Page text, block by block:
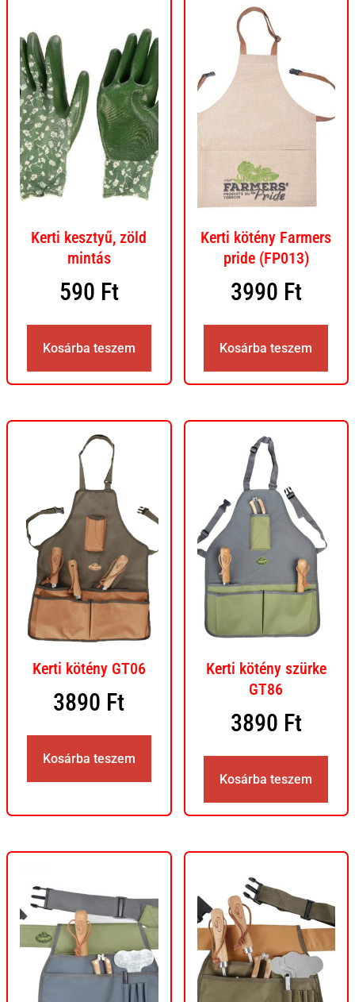
Kerti kesztyű, zöld
mintás
590 Ft
Kosárba teszem
Kerti kötény Farmers
pride (FP013)
3990 Ft
Kosárba teszem
Kerti kötény GT06
3890 Ft
Kosárba teszem
Kerti kötény szürke
GT86
3890 Ft
Kosárba teszem